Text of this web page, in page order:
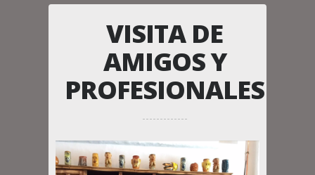
VISITA DE
AMIGOS Y
PROFESIONALES